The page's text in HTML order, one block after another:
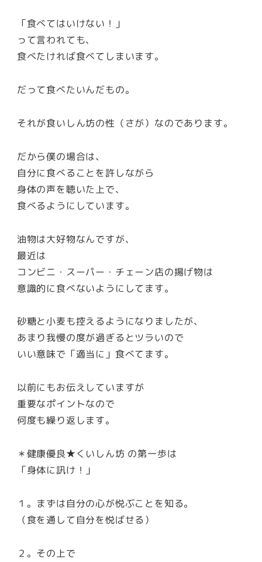
「食べてはいけない！」
って言われても、
食べたければ食べてしまいます。
だって食べたいんだもの。
それが食いしん坊の性（さが）なのであります。
だから僕の場合は、
自分に食べることを許しながら
身体の声を聴いた上で、
食べるようにしています。
油物は大好物なんですが、
最近は
コンビニ・スーパー・チェーン店の揚げ物は
意識的に食べないようにしてます。
砂糖と小麦も控えるようになりましたが、
あまり我慢の度が過ぎるとツラいので
いい意味で「適当に」食べてます。
以前にもお伝えしていますが
重要なポイントなので
何度も繰り返します。
＊健康優良★くいしん坊 の第一歩は
「身体に訊け！」
１。まずは自分の心が悦ぶことを知る。
（食を通して自分を悦ばせる）
２。その上で